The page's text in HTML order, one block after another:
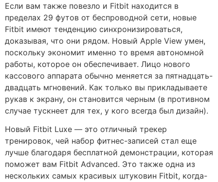
Если вам также повезло и Fitbit находится в
пределах 29 футов от беспроводной сети, новые
Fitbit имеют тенденцию синхронизироваться,
доказывая, что они рядом. Новый Apple View умен,
поскольку экономит именно то время автономной
работы, которое он обеспечивает. Лицо нового
кассового аппарата обычно меняется за пятнадцать-
двадцать мгновений. Как только вы прикладываете
рукав к экрану, он становится черным (в противном
случае тускнеет для тех, у кого всегда был дизайн).
Новый Fitbit Luxe — это отличный трекер
тренировок, чей набор фитнес-записей стал еще
лучше благодаря бесплатной демонстрации, которая
поможет вам Fitbit Advanced. Это также одна из
нескольких самых красивых штуковин Fitbit, когда-